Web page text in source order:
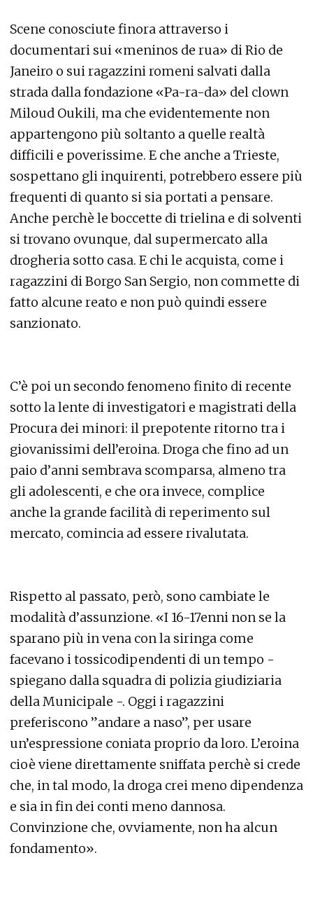
Scene conosciute finora attraverso i
documentari sui «meninos de rua» di Rio de
Janeiro o sui ragazzini romeni salvati dalla
strada dalla fondazione «Pa-ra-da» del clown
Miloud Oukili, ma che evidentemente non
appartengono più soltanto a quelle realtà
difficili e poverissime. E che anche a Trieste,
sospettano gli inquirenti, potrebbero essere più
frequenti di quanto si sia portati a pensare.
Anche perchè le boccette di trielina e di solventi
si trovano ovunque, dal supermercato alla
drogheria sotto casa. E chi le acquista, come i
ragazzini di Borgo San Sergio, non commette di
fatto alcune reato e non può quindi essere
sanzionato.
C’è poi un secondo fenomeno finito di recente
sotto la lente di investigatori e magistrati della
Procura dei minori: il prepotente ritorno tra i
giovanissimi dell’eroina. Droga che fino ad un
paio d’anni sembrava scomparsa, almeno tra
gli adolescenti, e che ora invece, complice
anche la grande facilità di reperimento sul
mercato, comincia ad essere rivalutata.
Rispetto al passato, però, sono cambiate le
modalità d’assunzione. «I 16-17enni non se la
sparano più in vena con la siringa come
facevano i tossicodipendenti di un tempo -
spiegano dalla squadra di polizia giudiziaria
della Municipale -. Oggi i ragazzini
preferiscono ”andare a naso”, per usare
un’espressione coniata proprio da loro. L’eroina
cioè viene direttamente sniffata perchè si crede
che, in tal modo, la droga crei meno dipendenza
e sia in fin dei conti meno dannosa.
Convinzione che, ovviamente, non ha alcun
fondamento».